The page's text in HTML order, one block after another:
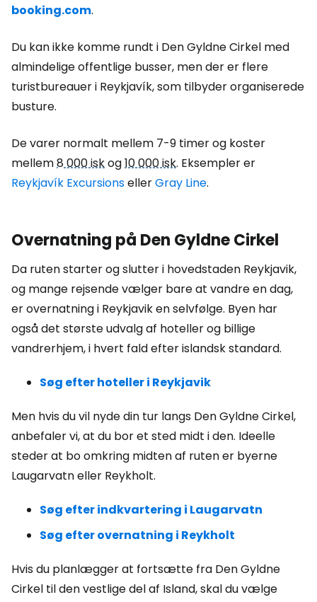
booking.com.
Du kan ikke komme rundt i Den Gyldne Cirkel med
almindelige offentlige busser, men der er flere
turistbureauer i Reykjavík, som tilbyder organiserede
busture.
De varer normalt mellem 7-9 timer og koster
mellem8 000 iskog10 000 isk. Eksempler er
Reykjavík ExcursionsellerGray Line.
Overnatning på Den Gyldne Cirkel
Da ruten starter og slutter i hovedstaden Reykjavik,
og mange rejsende vælger bare at vandre en dag,
er overnatning i Reykjavik en selvfølge. Byen har
også det største udvalg af hoteller og billige
vandrerhjem, i hvert fald efter islandsk standard.
Søg efter hoteller i Reykjavik
Men hvis du vil nyde din tur langs Den Gyldne Cirkel,
anbefaler vi, at du bor et sted midt i den. Ideelle
steder at bo omkring midten af ruten er byerne
Laugarvatn eller Reykholt.
Søg efter indkvartering i Laugarvatn
Søg efter overnatning i Reykholt
Hvis du planlægger at fortsætte fra Den Gyldne
Cirkel til den vestlige del af Island, skal du vælge